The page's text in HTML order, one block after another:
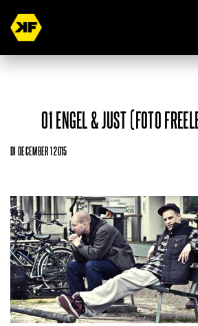
01 ENGEL & JUST (FOTO
DI DECEMBER 1 2015